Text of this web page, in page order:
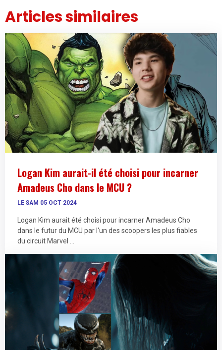
Articles similaires
Logan Kim aurait-il été choisi pour incarner
Amadeus Cho dans le MCU ?
LE SAM 05 OCT 2024
Logan Kim aurait été choisi pour incarner Amadeus Cho
dans le futur du MCU par l'un des scoopers les plus fiables
du circuit Marvel ...